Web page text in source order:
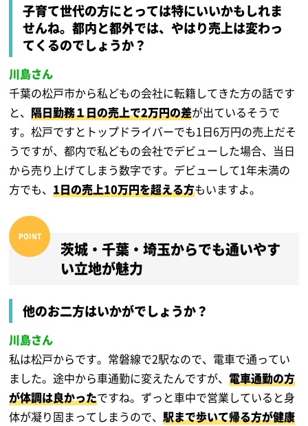
子育て世代の方にとっては特にいいかもしれま
せんね。都内と都外では、やはり売上は変わっ
てくるのでしょうか？
川島さん
千葉の松戸市から私どもの会社に転籍してきた方の話です
と、隔日勤務１日の売上で2万円の差が出ているそうで
す。松戸ですとトップドライバーでも1日6万円の売上だそ
うですが、都内で私どもの会社でデビューした場合、当日
から売り上げてしまう数字です。デビューして1年未満の
方でも、1日の売上10万円を超える方もいますよ。
茨城・千葉・埼玉からでも通いやす
い立地が魅力
他のお二方はいかがでしょうか？
川島さん
私は松戸からです。常磐線で2駅なので、電車で通ってい
ました。途中から車通勤に変えたんですが、電車通勤の方
が体調は良かったですね。ずっと車中で営業していると身
体が凝り固まってしまうので、駅まで歩いて帰る方が健康